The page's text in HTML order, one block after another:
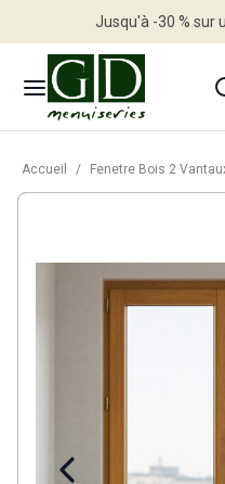
Jusqu'à -30 % sur
Accueil / Fenetre Bois 2 Vantaux